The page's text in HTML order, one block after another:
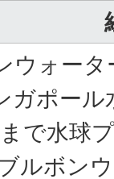
ウォー
ガポール
で水球
ルボン